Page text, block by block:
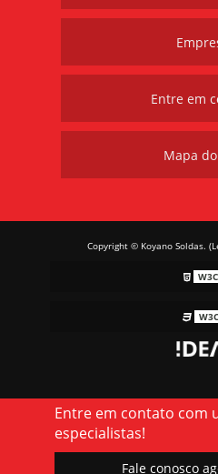
Entre em contato com
especialistas!
Fale conosco
Entre em
Mapa
Copyright © Koyano Soldas.
W3C
W3C